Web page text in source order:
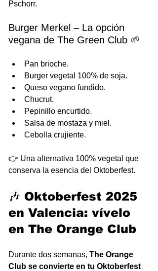
Pschorr.
Burger Merkel – La opción
vegana de The Green Club 🌱
Pan brioche.
Burger vegetal 100% de soja.
Queso vegano fundido.
Chucrut.
Pepinillo encurtido.
Salsa de mostaza y miel.
Cebolla crujiente.
👉 Una alternativa 100% vegetal que
conserva la esencia del Oktoberfest.
🎶 Oktoberfest 2025
en Valencia: vívelo
en The Orange Club
Durante dos semanas, The Orange
Club se convierte en tu Oktoberfest